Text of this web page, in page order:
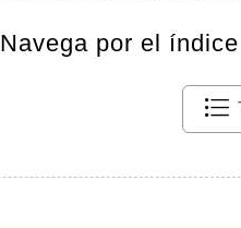
Navega por el